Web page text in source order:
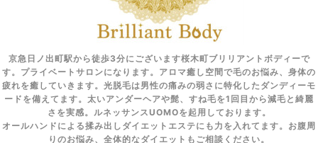
京急日ノ出町駅から徒歩3分にございます桜木町ブリリアントボディーで
す。プライベートサロンになります。アロマ癒し空間で毛のお悩み、身体の
疲れを癒していきます。光脱毛は男性の痛みの弱さに特化したダンディーモ
ードを備えてます。太いアンダーヘアや髭、すね毛を1回目から減毛と綺麗
さを実感。ルネッサンスUOMOを起用しております。
オールハンドによる揉み出しダイエットエステにも力を入れてます。お腹周
りのお悩み、全体的なダイエットもご相談ください。